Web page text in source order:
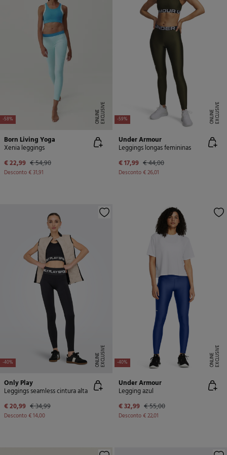
-58% E
X
C
L
U
SI
V
E
O
N
LI
N
E
Born Living Yoga
Xenia leggings
€ 22,99 € 54,90
Desconto€ 31,91
-59% E
X
C
L
U
SI
V
E
O
N
LI
N
E
Under Armour
Leggings longas femininas
€ 17,99 € 44,00
Desconto€ 26,01
-40% E
X
C
L
U
SI
V
E
O
N
LI
N
E
Only Play
Leggings seamless cintura alta
€ 20,99 € 34,99
Desconto€ 14,00
-40% E
X
C
L
U
SI
V
E
O
N
LI
N
E
Under Armour
Legging azul
€ 32,99 € 55,00
Desconto€ 22,01